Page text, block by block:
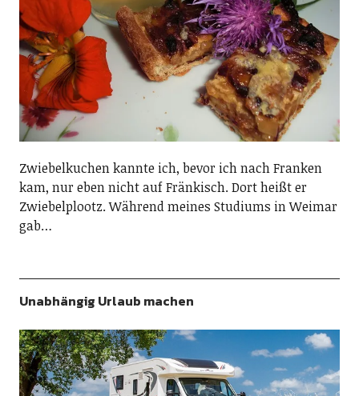
Zwiebelkuchen kannte ich, bevor ich nach Franken
kam, nur eben nicht auf Fränkisch. Dort heißt er
Zwiebelplootz. Während meines Studiums in Weimar
gab…
Unabhängig Urlaub machen